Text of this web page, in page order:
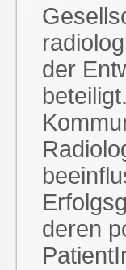
der
deren